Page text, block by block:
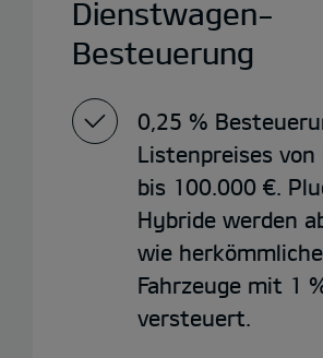
Dienstwagen-
Besteuerung
0,25 %
Listenpreises
bis 100.000 €.
Hybride werden
wie herkömmliche
Fahrzeuge mit 1
versteuert.